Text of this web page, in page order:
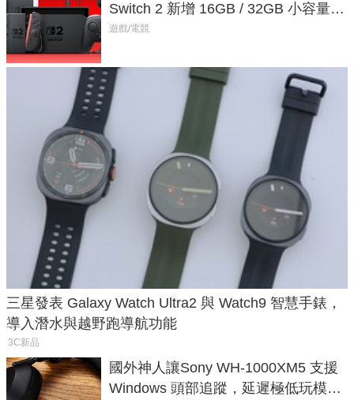
Switch 2 新增 16GB / 32GB 小容量遊
戲卡的選擇
遊戲/電競
三星發表 Galaxy Watch Ultra2 與 Watch9 智慧手錶，
導入潛水與越野跑導航功能
3C新品
國外神人讓Sony WH-1000XM5 支援
Windows 頭部追蹤，延遲極低玩模擬